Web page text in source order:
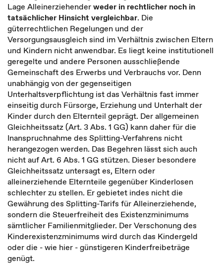
Lage Alleinerziehenderweder in rechtlicher noch in
tatsächlicher Hinsicht vergleichbar. Die
güterrechtlichen Regelungen und der
Versorgungsausgleich sind im Verhältnis zwischen Eltern
und Kindern nicht anwendbar. Es liegt keine institutionell
geregelte und andere Personen ausschließende
Gemeinschaft des Erwerbs und Verbrauchs vor. Denn
unabhängig von der gegenseitigen
Unterhaltsverpflichtung ist das Verhältnis fast immer
einseitig durch Fürsorge, Erziehung und Unterhalt der
Kinder durch den Elternteil geprägt. Der allgemeinen
Gleichheitssatz (Art. 3 Abs. 1 GG) kann daher für die
Inanspruchnahme des Splitting-Verfahrens nicht
herangezogen werden. Das Begehren lässt sich auch
nicht auf Art. 6 Abs. 1 GG stützen. Dieser besondere
Gleichheitssatz untersagt es, Eltern oder
alleinerziehende Elternteile gegenüber Kinderlosen
schlechter zu stellen. Er gebietet indes nicht die
Gewährung des Splitting-Tarifs für Alleinerziehende,
sondern die Steuerfreiheit des Existenzminimums
sämtlicher Familienmitglieder. Der Verschonung des
Kinderexistenzminimums wird durch das Kindergeld
oder die - wie hier - günstigeren Kinderfreibeträge
genügt.